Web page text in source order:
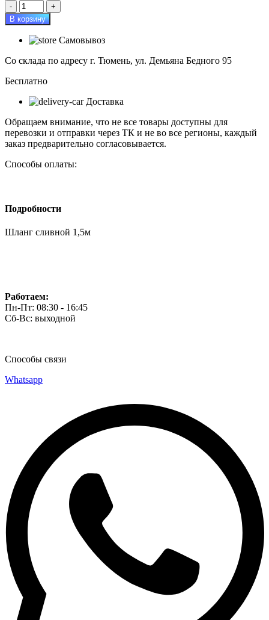
Количество
товара
Шланг
сливной
1,5м
В корзину
Самовывоз
Со склада по адресу г. Тюмень, ул. Демьяна Бедного 95
Бесплатно
Доставка
Обращаем внимание, что не все товары доступны для
перевозки и отправки через ТК и не во все регионы, каждый
заказ предварительно согласовывается.
Способы оплаты:
Подробности
Шланг сливной 1,5м
Работаем:
Пн-Пт: 08:30 - 16:45
Сб-Вс: выходной
Способы связи
Whatsapp